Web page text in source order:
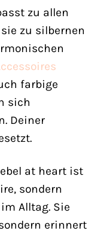
zu allen
zu silbernen
farbige
sich
Deiner
at heart ist
sondern
Alltag. Sie
erinnert